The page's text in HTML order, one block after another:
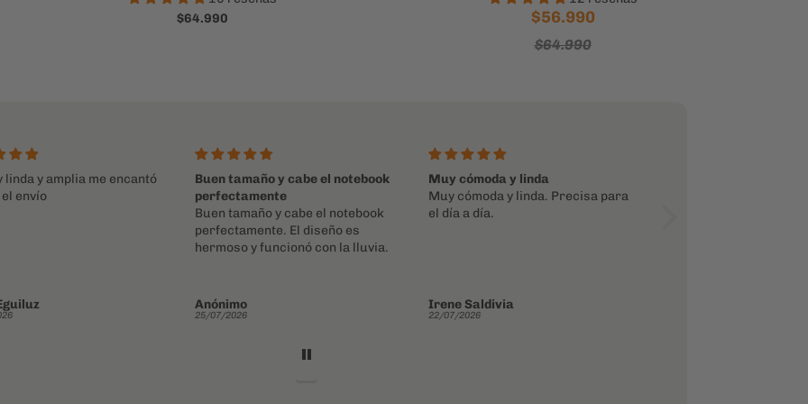
$64.990
$56.990
$64.990
linda y amplia me encantó
envío
Buen tamaño y cabe el notebook
perfectamente
Buen tamaño y cabe el notebook
perfectamente. El diseño es
hermoso y funcionó con la lluvia.
Anónimo
25/07/2026
Muy cómoda y linda
Muy cómoda y linda. Precisa para
el día a día.
Irene Saldivia
22/07/2026